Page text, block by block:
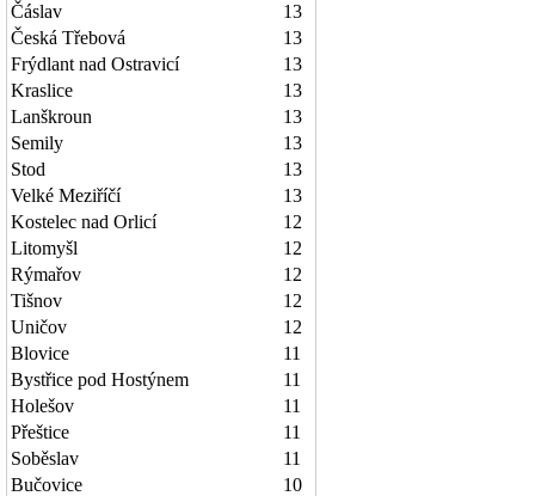
Čáslav
13
Česká Třebová
13
Frýdlant nad Ostravicí
13
Kraslice
13
Lanškroun
13
Semily
13
Stod
13
Velké Meziříčí
13
Kostelec nad Orlicí
12
Litomyšl
12
Rýmařov
12
Tišnov
12
Uničov
12
Blovice
11
Bystřice pod Hostýnem
11
Holešov
11
Přeštice
11
Soběslav
11
Bučovice
10